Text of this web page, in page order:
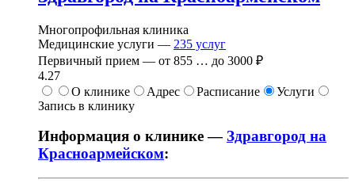
Многопрофильная клиника
Медицинские услуги — 235 услуг
Первичный прием — от 855 … до 3000 ₽
4.27
О клинике
Адрес Расписание
Услуги
Запись в клинику
Информация о клинике —Здравгород на
Красноармейском: